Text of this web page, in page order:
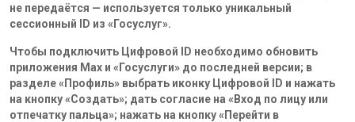
не передаётся — используется только уникальный
сессионный ID из «Госуслуг».
Чтобы подключить Цифровой ID необходимо обновить
приложения Мax и «Госуслуги» до последней версии; в
разделе «Профиль» выбрать иконку Цифровой ID и нажать
на кнопку «Создать»; дать согласие на «Вход по лицу или
отпечатку пальца»; нажать на кнопку «Перейти в